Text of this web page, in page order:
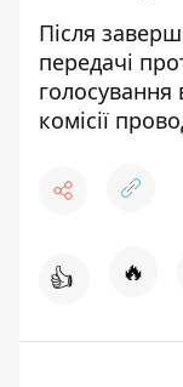
Після
передачі
комісії
👍 🔥